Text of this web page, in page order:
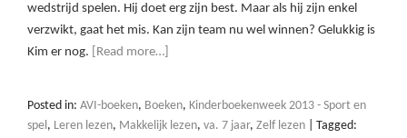
wedstrijd spelen. Hij doet erg zijn best. Maar als hij zijn enkel
verzwikt, gaat het mis. Kan zijn team nu wel winnen? Gelukkig is
Kim er nog.
[Read more…]
Posted in: AVI-boeken, Boeken, Kinderboekenweek 2013 - Sport en
spel, Leren lezen, Makkelijk lezen, va. 7 jaar, Zelf lezen
Tagged: